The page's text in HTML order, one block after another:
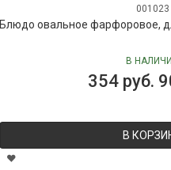
001023
Блюдо овальное фарфоровое,
В
354 руб.
В